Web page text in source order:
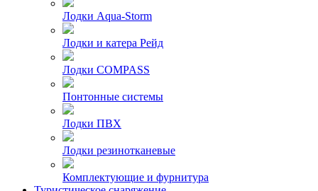
Лодки Aqua-Storm
Лодки и катера Рейд
Лодки COMPASS
Понтонные системы
Лодки ПВХ
Лодки резинотканевые
Комплектующие и фурнитура